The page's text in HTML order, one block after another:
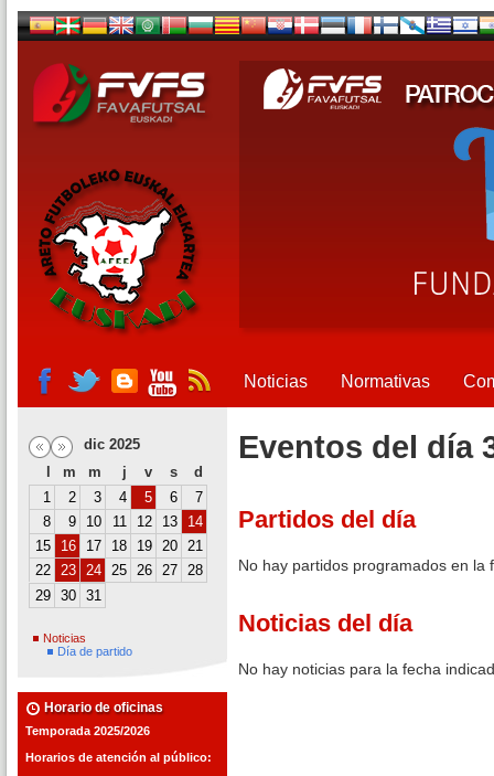
Noticias Normativas
dic 2025
m m j v s
d
1
2 3 4 5 6
7
8
9 10 11 12 13
14
15
16 17 18 19 20 21
22 23 24 25 26 27 28
29 30 31
Noticias
Día de partido
Horario de oficinas
Temporada 2025/2026
Horarios de atención al público:
Eventos del día
Partidos del día
No hay partidos programados en la
Noticias del día
No hay noticias para la fecha